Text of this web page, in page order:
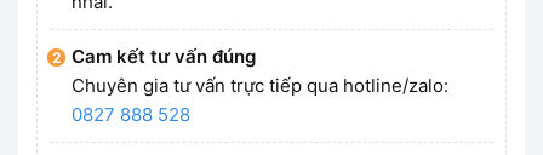
Cam kết tư vấn đúng
Chuyên gia tư vấn trực tiếp qua hotline/zalo:
0827 888 528